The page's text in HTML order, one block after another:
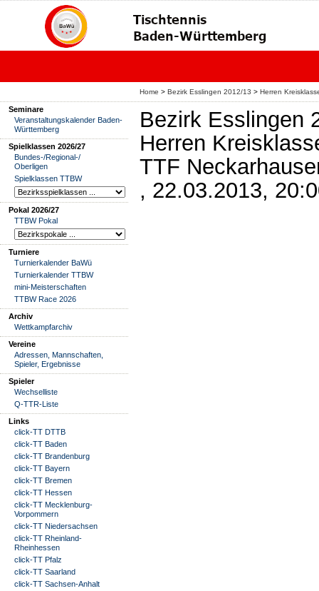
Home > Bezirk Esslingen 2012/13 > Herren
Seminare
Veranstaltungskalender Baden-
Württemberg
Spielklassen 2026/27
Bundes-/Regional-/
Oberligen
Spielklassen TTBW
Pokal 2026/27
TTBW Pokal
Turniere
Turnierkalender BaWü
Turnierkalender TTBW
mini-Meisterschaften
TTBW Race 2026
Archiv
Wettkampfarchiv
Vereine
Adressen, Mannschaften,
Spieler, Ergebnisse
Spieler
Wechselliste
Q-TTR-Liste
Links
click-TT DTTB
click-TT Baden
click-TT Brandenburg
click-TT Bayern
click-TT Bremen
click-TT Hessen
click-TT Mecklenburg-
Vorpommern
click-TT Niedersachsen
click-TT Rheinland-
Rheinhessen
click-TT Pfalz
click-TT Saarland
click-TT Sachsen-Anhalt
Bezirk Esslingen
Herren
TTF
, 22.03.2013,